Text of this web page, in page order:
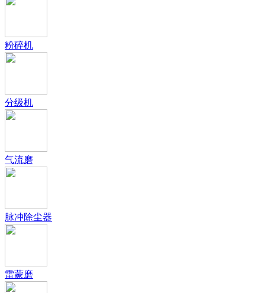
粉碎机
分级机
气流磨
脉冲除尘器
雷蒙磨